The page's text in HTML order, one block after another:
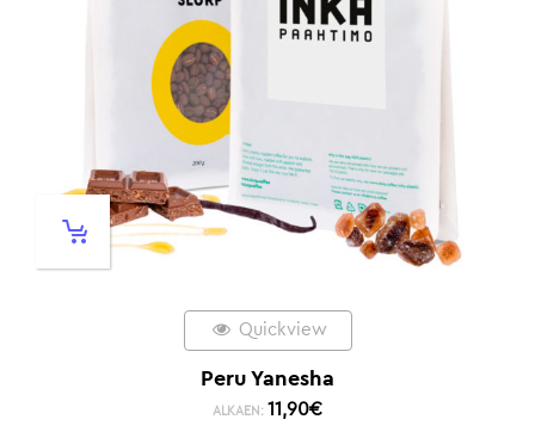
Quickview
Peru Yanesha
ALKAEN: 11,90€